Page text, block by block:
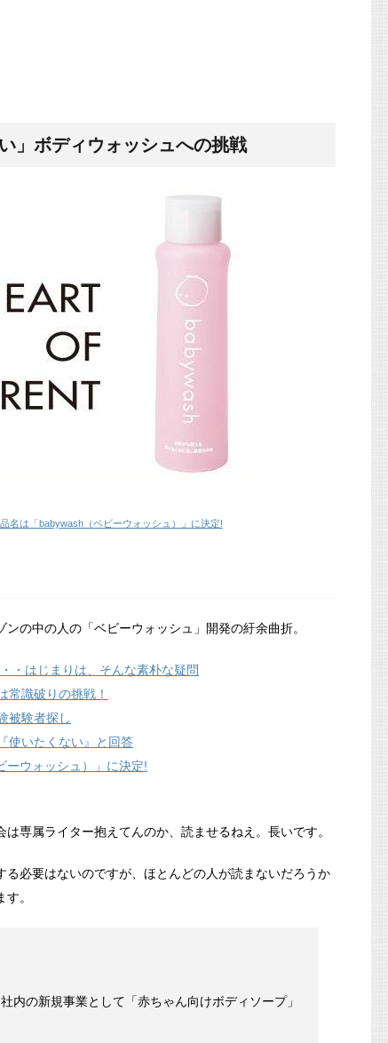
」ボディウォッシュへの挑戦
名は「babywash（ベビーウォッシュ）」に決定!
の中の人の「ベビーウォッシュ」開発の紆余曲折。
・はじまりは、そんな素朴な疑問
常識破りの挑戦！
被験者探し
使いたくない』と回答
ーウォッシュ）」に決定!
専属ライター抱えてんのか、読ませるねえ。長いです。
る必要はないのですが、ほとんどの人が読まないだろうか
。
内の新規事業として「赤ちゃん向けボディソープ」